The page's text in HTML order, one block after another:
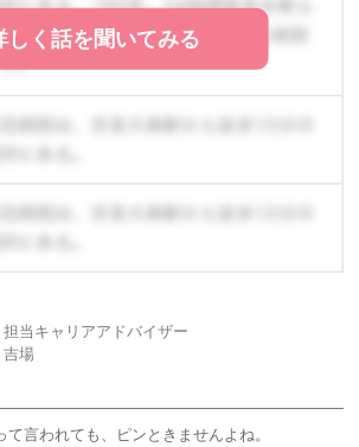
しく話を聞いてみる
担当キャリアアドバイザー
吉場
て言われても、ピンときませんよね。